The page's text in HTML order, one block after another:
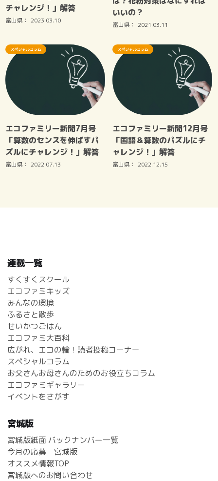
チャレンジ！」解答
富山県： 2023.03.10
いいの？
富山県： 2021.03.11
エコファミリー新聞7月号
「算数のセンスを伸ばすパ
ズルにチャレンジ！」解答
富山県： 2022.07.13
スペシャルコラム
エコファミリー新聞12月号
「国語＆算数のパズルにチ
ャレンジ！」解答
富山県： 2022.12.15
スペシャルコラム
連載一覧
すくすくスクール
エコファミキッズ
みんなの環境
ふるさと散歩
せいかつごはん
エコファミ大百科
広がれ、エコの輪！読者投稿コーナー
スペシャルコラム
お父さんお母さんのためのお役立ちコラム
エコファミギャラリー
イベントをさがす
宮城版
宮城版紙面 バックナンバー一覧
今月の応募 宮城版
オススメ情報TOP
宮城版へのお問い合わせ